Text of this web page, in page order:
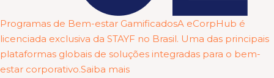
Programas de Bem-estar GamificadosA eCorpHub é
licenciada exclusiva da STAYF no Brasil. Uma das principais
plataformas globais de soluções integradas para o bem-
estar corporativo.Saiba mais